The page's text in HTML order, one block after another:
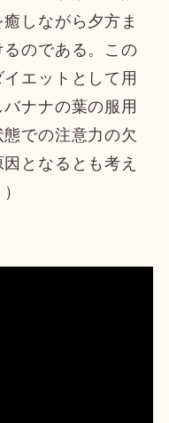
しながら夕方ま
のである。この
エットとして用
ナナの葉の服用
での注意力の欠
となるとも考え